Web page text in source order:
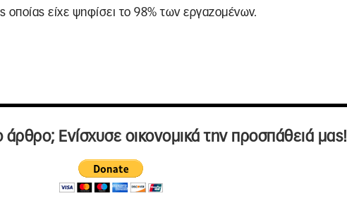
οποίας είχε ψηφίσει το 98% των εργαζομένων.
Ενίσχυσε οικονομικά την προσπάθειά μας!